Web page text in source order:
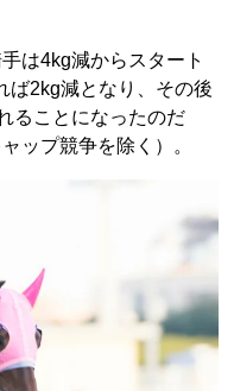
は4kg減からスタート
ば2kg減となり、その後
ることになったのだ
ップ競争を除く）。